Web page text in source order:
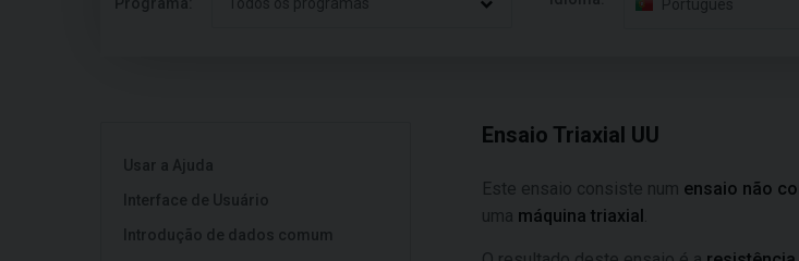
Português
Usar a Ajuda
Interface de Usuário
Introdução de dados comum
Ensaio Triaxial UU
Este ensaio consiste num ensaio não
uma máquina triaxial